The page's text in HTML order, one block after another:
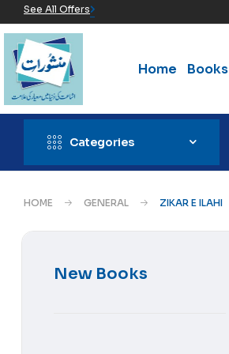
See All Offers
Home Books
Categories
HOME GENERAL ZIKAR E ILAHI
New Books